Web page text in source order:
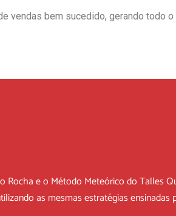
vendas bem sucedido, gerando todo
e o Método Meteórico do Talles
as mesmas estratégias